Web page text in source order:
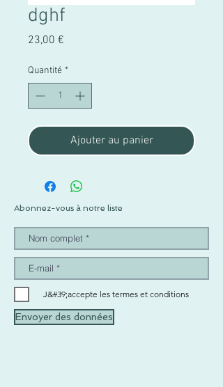
dghf
23,00 €
Quantité *
Ajouter au panier
Abonnez-vous à notre liste
J&#39;accepte les termes et conditions
Envoyer des données